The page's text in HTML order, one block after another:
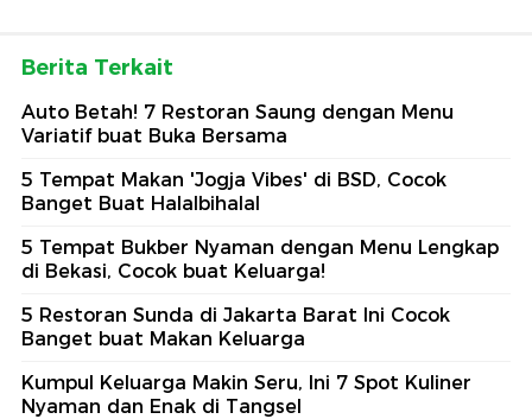
Berita Terkait
Auto Betah! 7 Restoran Saung dengan Menu
Variatif buat Buka Bersama
5 Tempat Makan 'Jogja Vibes' di BSD, Cocok
Banget Buat Halalbihalal
5 Tempat Bukber Nyaman dengan Menu Lengkap
di Bekasi, Cocok buat Keluarga!
5 Restoran Sunda di Jakarta Barat Ini Cocok
Banget buat Makan Keluarga
Kumpul Keluarga Makin Seru, Ini 7 Spot Kuliner
Nyaman dan Enak di Tangsel